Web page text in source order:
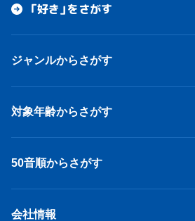
「好き」をさがす
ジャンルからさがす
対象年齢からさがす
50音順からさがす
会社情報